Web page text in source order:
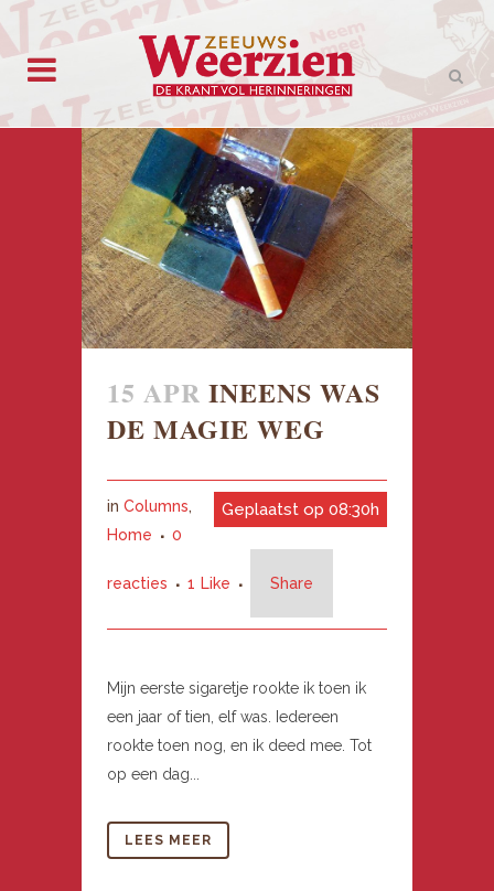
15 APR INEENS WAS
DE MAGIE WEG
Geplaatst op 08:30h
in Columns,
Home
0
reacties 1 Like Share
Mijn eerste sigaretje rookte ik toen ik
een jaar of tien, elf was. Iedereen
rookte toen nog, en ik deed mee. Tot
op een dag...
LEES MEER